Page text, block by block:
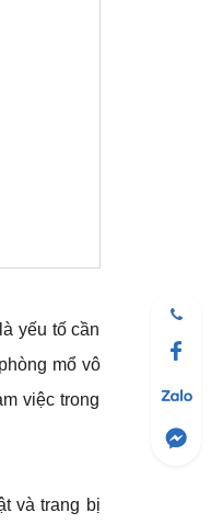
yếu tố cần
mổ vô
việc trong
và trang bị